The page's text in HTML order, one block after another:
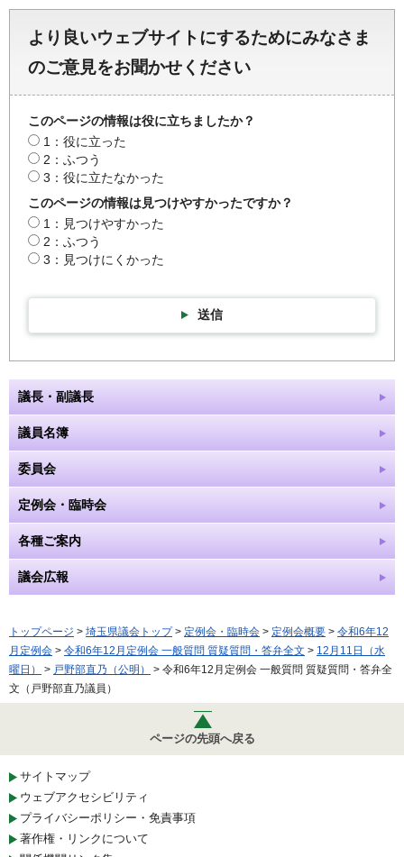
より良いウェブサイトにするためにみなさま
のご意見をお聞かせください
このページの情報は役に立ちましたか？
1：役に立った
2：ふつう
3：役に立たなかった
このページの情報は見つけやすかったですか？
1：見つけやすかった
2：ふつう
3：見つけにくかった
送信
議長・副議長
議員名簿
委員会
定例会・臨時会
各種ご案内
議会広報
トップページ > 埼玉県議会トップ> 定例会・臨時会 > 定例会概要 > 令和6年12
月定例会 > 令和6年12月定例会 一般質問 質疑質問・答弁全文 > 12月11日（水
曜日）
> 戸野部直乃（公明）
> 令和6年12月定例会 一般質問 質疑質問・答弁全
文（戸野部直乃議員）
ページの先頭へ戻る
サイトマップ
ウェブアクセシビリティ
プライバシーポリシー・免責事項
著作権・リンクについて